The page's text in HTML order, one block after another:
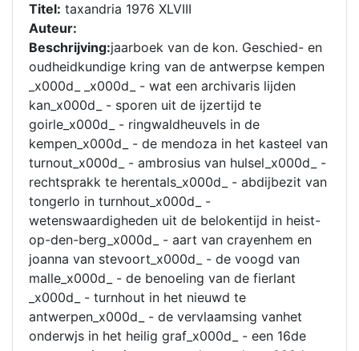
Titel: taxandria 1976 XLVIII
Auteur:
Beschrijving:jaarboek van de kon. Geschied- en
oudheidkundige kring van de antwerpse kempen
_x000d_ _x000d_ - wat een archivaris lijden
kan_x000d_ - sporen uit de ijzertijd te
goirle_x000d_ - ringwaldheuvels in de
kempen_x000d_ - de mendoza in het kasteel van
turnout_x000d_ - ambrosius van hulsel_x000d_ -
rechtsprakk te herentals_x000d_ - abdijbezit van
tongerlo in turnhout_x000d_ -
wetenswaardigheden uit de belokentijd in heist-
op-den-berg_x000d_ - aart van crayenhem en
joanna van stevoort_x000d_ - de voogd van
malle_x000d_ - de benoeling van de fierlant
_x000d_ - turnhout in het nieuwd te
antwerpen_x000d_ - de vervlaamsing vanhet
onderwjs in het heilig graf_x000d_ - een 16de